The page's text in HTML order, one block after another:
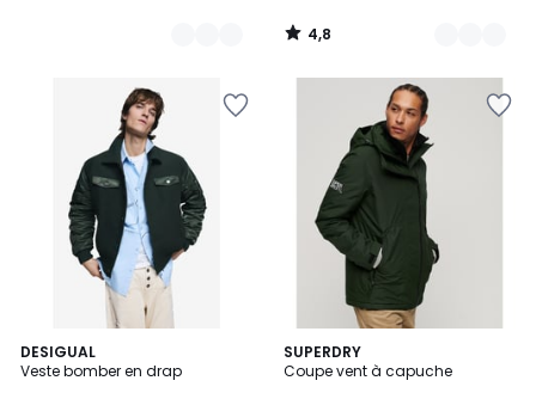
4,8
/
DESIGUAL
Veste bomber en drap
SUPERDRY
Coupe vent à capuche
4
/
2
Couleurs